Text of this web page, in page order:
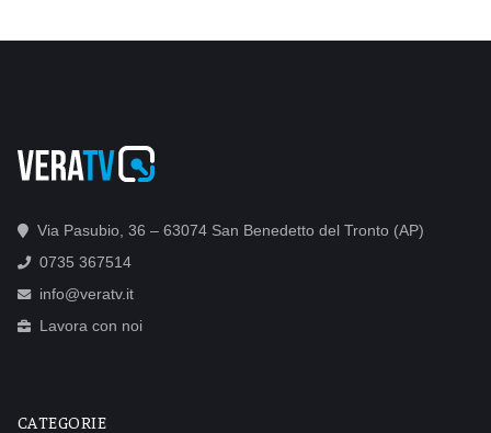
Via Pasubio, 36 – 63074 San Benedetto del Tronto (AP)
0735 367514
info@veratv.it
Lavora con noi
CATEGORIE